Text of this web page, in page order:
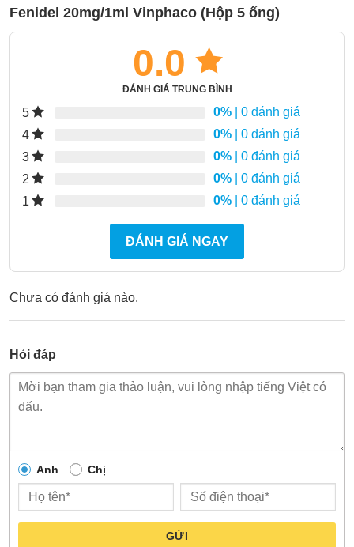
Fenidel 20mg/1ml Vinphaco (Hộp 5 ống)
0.0
ĐÁNH GIÁ TRUNG BÌNH
5 0% | 0 đánh giá
4
0% | 0 đánh giá
3
0% | 0 đánh giá
2
0% | 0 đánh giá
1
0% | 0 đánh giá
ĐÁNH GIÁ NGAY
Chưa có đánh giá nào.
Hỏi đáp
Anh Chị
GỬI